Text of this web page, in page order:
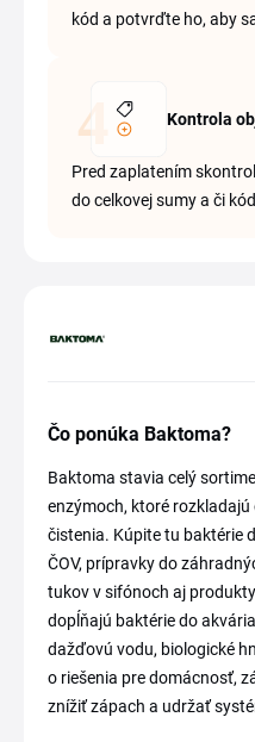
kód a potvrďte ho, aby
Kontrola
Pred zaplatením
do celkovej sumy a či
Čo ponúka Baktoma?
Baktoma stavia celý
enzýmoch, ktoré
čistenia. Kúpite tu baktérie
ČOV, prípravky do
tukov v sifónoch aj
dopĺňajú baktérie do
dažďovú vodu, biologické
o riešenia pre domácnosť,
znížiť zápach a udržať